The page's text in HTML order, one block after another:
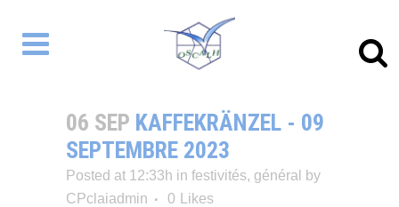
06 SEP KAFFEKRÄNZEL - 09
SEPTEMBRE 2023
Posted at 12:33h in festivités, général
by
CPclaiadmin
0 Likes